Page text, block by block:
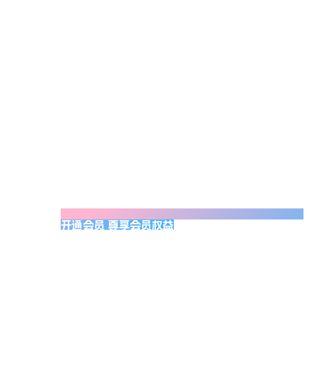
开通会员 尊享会员权益